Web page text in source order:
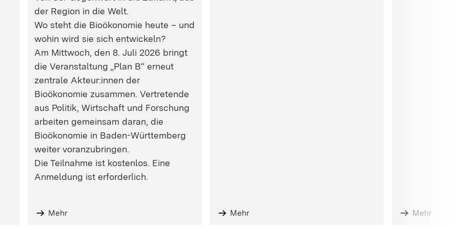
der Region in die Welt.
Wo steht die Bioökonomie heute – und
wohin wird sie sich entwickeln?
Am Mittwoch, den 8. Juli 2026 bringt
die Veranstaltung „Plan B“ erneut
zentrale Akteur:innen der
Bioökonomie zusammen. Vertretende
aus Politik, Wirtschaft und Forschung
arbeiten gemeinsam daran, die
Bioökonomie in Baden-Württemberg
weiter voranzubringen.
Die Teilnahme ist kostenlos. Eine
Anmeldung ist erforderlich.
Mehr Mehr Mehr